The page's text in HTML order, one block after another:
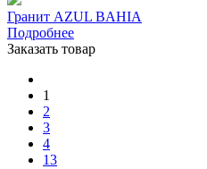
Гранит AZUL BAHIA
Подробнее
Заказать товар
1
2
3
4
13